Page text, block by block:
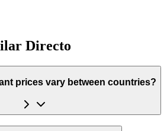
Directo
prices vary between countries?